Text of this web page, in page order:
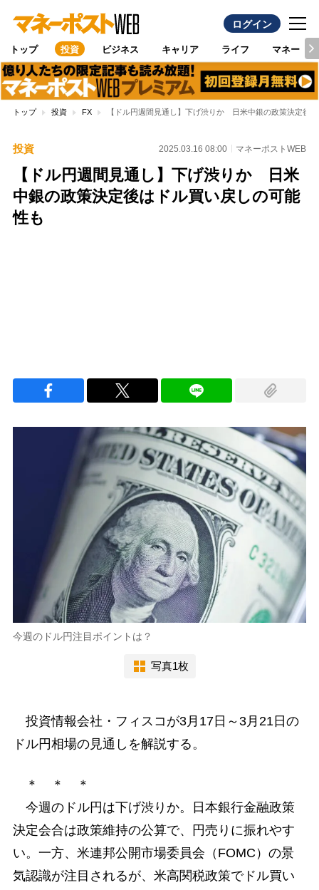
ログイン
トップ 投資 ビジネス キャリア ライフ マネー
トップ 投資 FX 【ドル円週間見通し】下げ渋りか 日米中銀の政策決定後
投資 2025.03.16 08:00 マネーポストWEB
【ドル円週間見通し】下げ渋りか 日米
中銀の政策決定後はドル買い戻しの可能
性も
今週のドル円注目ポイントは？
写真1枚
投資情報会社・フィスコが3月17日～3月21日の
ドル円相場の見通しを解説する。
＊ ＊ ＊
今週のドル円は下げ渋りか。日本銀行金融政策
決定会合は政策維持の公算で、円売りに振れやす
い。一方、米連邦公開市場委員会（FOMC）の景
気認識が注目されるが、米高関税政策でドル買い